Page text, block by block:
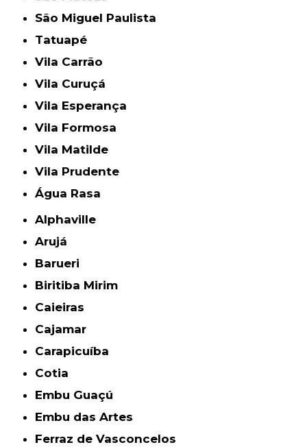
São Miguel Paulista
Tatuapé
Vila Carrão
Vila Curuçá
Vila Esperança
Vila Formosa
Vila Matilde
Vila Prudente
Água Rasa
Alphaville
Arujá
Barueri
Biritiba Mirim
Caieiras
Cajamar
Carapicuíba
Cotia
Embu Guaçú
Embu das Artes
Ferraz de Vasconcelos